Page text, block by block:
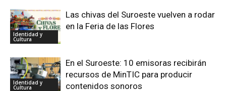
Identidad y
Cultura
Las chivas del Suroeste vuelven a rodar
en la Feria de las Flores
Identidad y
Cultura
En el Suroeste: 10 emisoras recibirán
recursos de MinTIC para producir
contenidos sonoros